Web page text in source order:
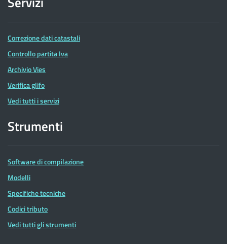
Correzione dati catastali
Controllo partita Iva
Archivio Vies
Verifica glifo
Vedi tutti i servizi
Strumenti
Software di compilazione
Modelli
Specifiche tecniche
Codici tributo
Vedi tutti gli strumenti